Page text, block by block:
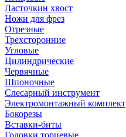
Ласточкин хвост
Ножи для фрез
Отрезные
Трехсторонние
Угловые
Цилиндрические
Червячные
Шпоночные
Слесарный инструмент
Электромонтажный комплект
Бокорезы
Вставки-биты
Головки торцевые